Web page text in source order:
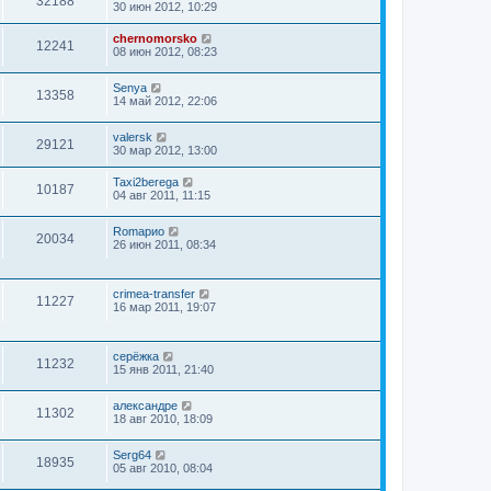
30 июн 2012, 10:29
12241
chernomorsko
08 июн 2012, 08:23
13358
Senya
14 май 2012, 22:06
29121
valersk
30 мар 2012, 13:00
10187
Taxi2berega
04 авг 2011, 11:15
20034
Romaрио
26 июн 2011, 08:34
11227
crimea-transfer
16 мар 2011, 19:07
11232
серёжка
15 янв 2011, 21:40
11302
александре
18 авг 2010, 18:09
18935
Serg64
05 авг 2010, 08:04